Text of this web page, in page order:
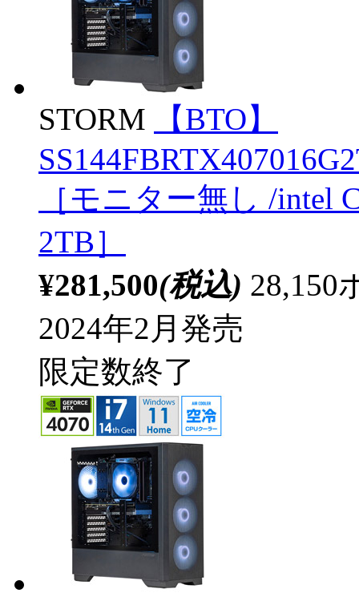
STORM
【BTO】
［モニター無し /intel
2TB］
¥281,500(税込) 28,150
2024年2月発売
限定数終了